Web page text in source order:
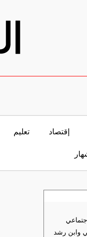
إقتصاد تعليم
وابن رشد